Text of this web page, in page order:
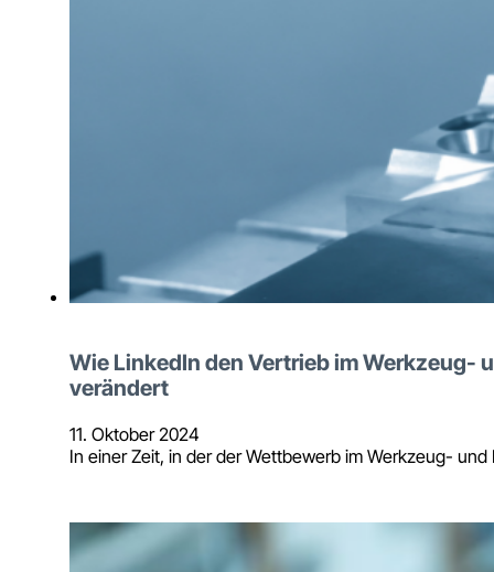
Wie LinkedIn den Vertrieb im Werkzeug-
verändert
11. Oktober 2024
In einer Zeit, in der der Wettbewerb im Werkzeug-